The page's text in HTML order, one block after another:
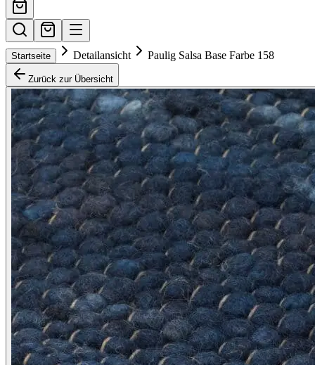
Startseite Detailansicht Paulig Salsa Base Farbe 158
Zurück zur Übersicht